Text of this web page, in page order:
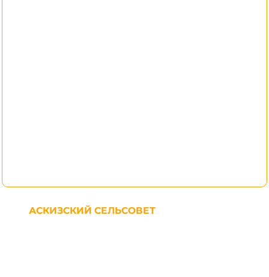
АСКИЗСКИЙ СЕЛЬСОВЕТ